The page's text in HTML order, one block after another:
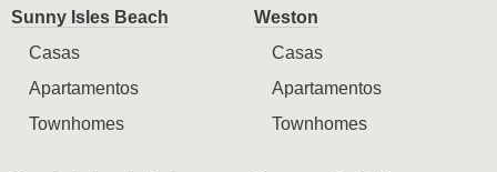
Sunny Isles Beach
Casas
Apartamentos
Townhomes
Weston
Casas
Apartamentos
Townhomes